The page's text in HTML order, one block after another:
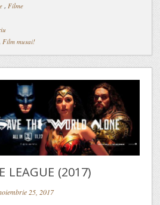
, Filme
Film musai!
LEAGUE (2017)
25, 2017